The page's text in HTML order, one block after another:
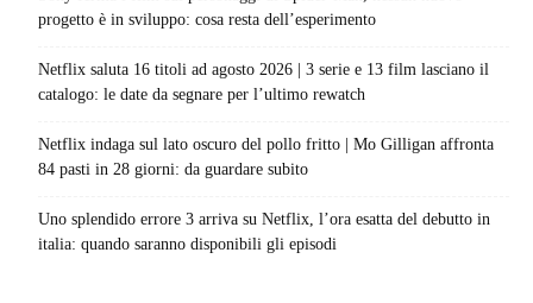
progetto è in sviluppo: cosa resta dell’esperimento
Netflix saluta 16 titoli ad agosto 2026 | 3 serie e 13 film lasciano il
catalogo: le date da segnare per l’ultimo rewatch
Netflix indaga sul lato oscuro del pollo fritto | Mo Gilligan affronta
84 pasti in 28 giorni: da guardare subito
Uno splendido errore 3 arriva su Netflix, l’ora esatta del debutto in
italia: quando saranno disponibili gli episodi